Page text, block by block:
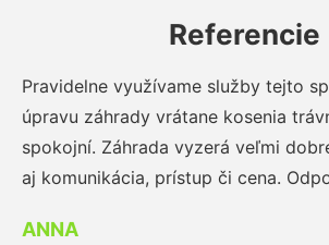
Referencie
Pravidelne využívame služby tejto
úpravu záhrady vrátane kosenia
spokojní. Záhrada vyzerá veľmi
aj komunikácia, prístup či cena.
ANNA